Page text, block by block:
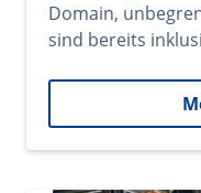
Domain,
sind bereits